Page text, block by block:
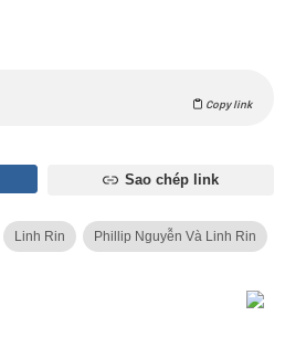
Copy link
Sao chép link
Linh Rin Phillip Nguyễn Và Linh Rin